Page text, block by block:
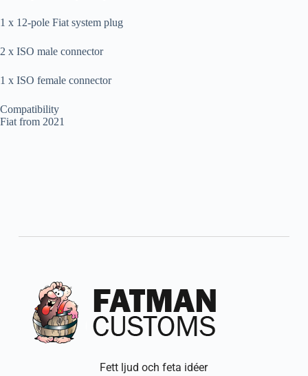
1 x 12-pole Fiat system plug
2 x ISO male connector
1 x ISO female connector
Compatibility
Fiat from 2021
Fett ljud och feta idéer